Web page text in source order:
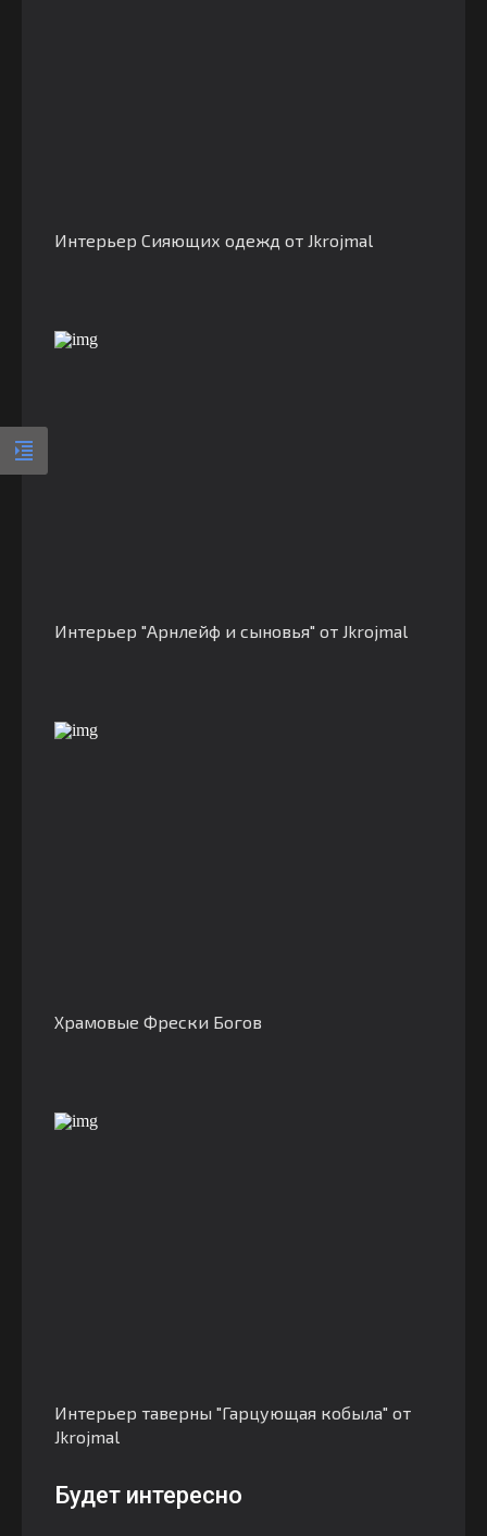
Интерьер Сияющих одежд от Jkrojmal
Интерьер "Арнлейф и сыновья" от Jkrojmal
Храмовые Фрески Богов
Интерьер таверны "Гарцующая кобыла" от
Jkrojmal
Будет интересно